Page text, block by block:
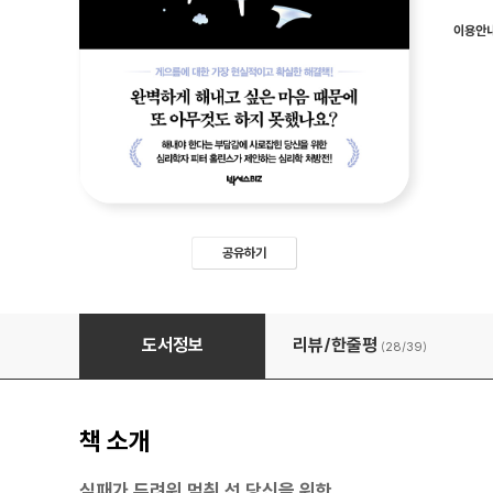
공유하기
이용안
나태한 완벽주의자
도서정보 리뷰/한줄평 (28/39)
책 소개